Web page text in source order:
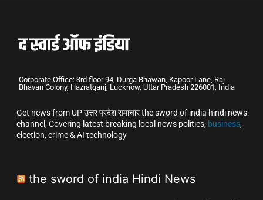
Corporate Office: 3rd floor 94, Durga Bhawan, Kapoor Lane, Raj
Bhavan Colony, Hazratganj, Lucknow, Uttar Pradesh 226001, India
Get news from UP उत्तर प्रदेश समाचार the sword of india hindi news
channel, Covering latest breaking local news politics, business,
election, crime & AI technology
the sword of india Hindi News